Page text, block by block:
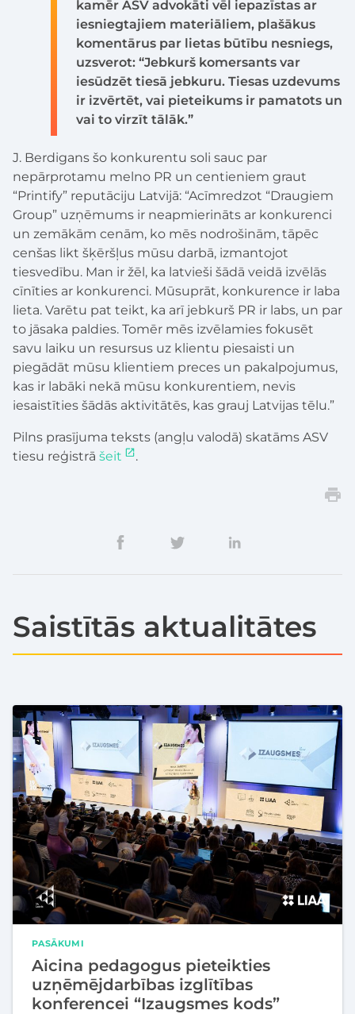
kamēr ASV advokāti vēl iepazīstas ar
iesniegtajiem materiāliem, plašākus
komentārus par lietas būtību nesniegs,
uzsverot: “Jebkurš komersants var
iesūdzēt tiesā jebkuru. Tiesas uzdevums
ir izvērtēt, vai pieteikums ir pamatots un
vai to virzīt tālāk.”
J. Berdigans šo konkurentu soli sauc par
nepārprotamu melno PR un centieniem graut
“Printify” reputāciju Latvijā: “Acīmredzot “Draugiem
Group” uzņēmums ir neapmierināts ar konkurenci
un zemākām cenām, ko mēs nodrošinām, tāpēc
cenšas likt šķēršļus mūsu darbā, izmantojot
tiesvedību. Man ir žēl, ka latvieši šādā veidā izvēlās
cīnīties ar konkurenci. Mūsuprāt, konkurence ir laba
lieta. Varētu pat teikt, ka arī jebkurš PR ir labs, un par
to jāsaka paldies. Tomēr mēs izvēlamies fokusēt
savu laiku un resursus uz klientu piesaisti un
piegādāt mūsu klientiem preces un pakalpojumus,
kas ir labāki nekā mūsu konkurentiem, nevis
iesaistīties šādās aktivitātēs, kas grauj Latvijas tēlu.”
Pilns prasījuma teksts (angļu valodā) skatāms ASV
tiesu reģistrā šeit .
Saistītās aktualitātes
PASĀKUMI
Aicina pedagogus pieteikties
uzņēmējdarbības izglītības
konferencei “Izaugsmes kods”